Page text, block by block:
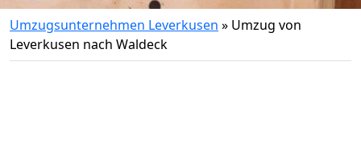
Umzugsunternehmen Leverkusen » Umzug von
Leverkusen nach Waldeck